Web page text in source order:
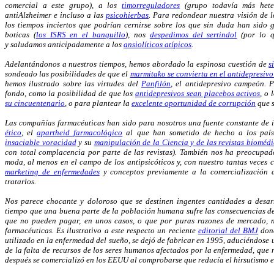
comercial a este grupo), a lostimorreguladores (grupo todavía más
antiAlzheimer e incluso a laspsicohierbas . Para redondear nuestra visión
los tiempos inciertos que podrían cernirse sobre los que sin duda han sido
boticas (los ISRS en el banquillo), nos despedimos del sertindol (por lo
y saludamos anticipadamente a los ansiolíticos atípicos
Adelantándonos a nuestros tiempos, hemos abordado la espinosa cuestión de
sondeado las posibilidades de que el marmitako se convierta en el
hemos ilustrado sobre las virtudes del Panfilón , el antidepresivo campeón.
fondo, como la posibilidad de que losantidepresivos sean placebos activos , o
su cincuentenario , o para plantear la excelente oportunidad de corrupción que
Las compañías farmacéuticas han sido para nosotros una fuente constante
ético , elapartheid farmacológico al que han sometido de hecho a los
insaciable voracidady su manipulación de la Ciencia y de las revistas
con total complacencia por parte de las revistas). También nos ha
moda, al menos en el campo de los antipsicóticos y, con nuestro tantas veces
marketing de enfermedadesy conceptos previamente a la comercialización
tratarlos.
Nos parece chocante y doloroso que se destinen ingentes cantidades a
tiempo que una buena parte de la población humana sufre las consecuencias
que no pueden pagar, en unos casos, o que por puras razones de
farmacéuticas. Es ilustrativo a este respecto un reciente editorial del BMJ
utilizado en la enfermedad del sueño, se dejó de fabricar en 1995,
de la falta de recursos de los seres humanos afectados por la enfermedad,
después se comercializó en los EEUU al comprobarse que reducía el hirsutismo